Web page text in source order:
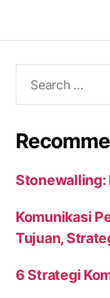
Stonewalling:
Komunikasi
Tujuan,
6 Strategi